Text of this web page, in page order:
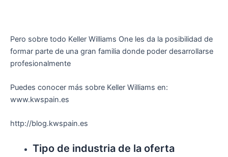
Pero sobre todo Keller Williams One les da la posibilidad de
formar parte de una gran familia donde poder desarrollarse
profesionalmente
Puedes conocer más sobre Keller Williams en:
www.kwspain.es
http://blog.kwspain.es
Tipo de industria de la oferta